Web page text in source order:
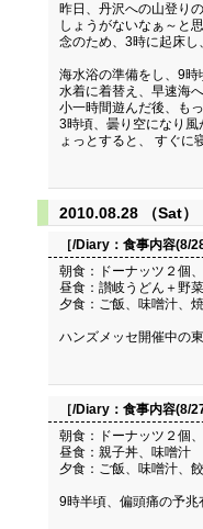
昨日、丹沢への山登り
しょうがないなぁ～と
念のため、3時に起床し
海水浴の準備をし、9時
水着に着替え、早速海
小一時間遊んだ後、も
3時頃、曇り空になり
ょっとすると、 すぐに
2010.08.28 （Sat）
［/Diary： 食事内容(8/
朝食：ドーナッツ２個
昼食：讃岐うどん＋野
夕食：ご飯、味噌汁、
ハンズメッセ開催中の
［/Diary： 食事内容(8/
朝食：ドーナッツ２個
昼食：親子丼、味噌汁
夕食：ご飯、味噌汁、
9時半頃、偏頭痛の予兆